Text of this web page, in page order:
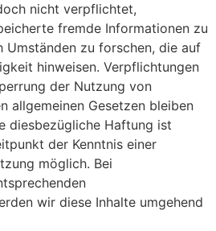
nicht verpflichtet,
fremde Informationen zu
Umständen zu forschen, die auf
hinweisen. Verpflichtungen
der Nutzung von
allgemeinen Gesetzen bleiben
diesbezügliche Haftung ist
der Kenntnis einer
möglich. Bei
wir diese Inhalte umgehend